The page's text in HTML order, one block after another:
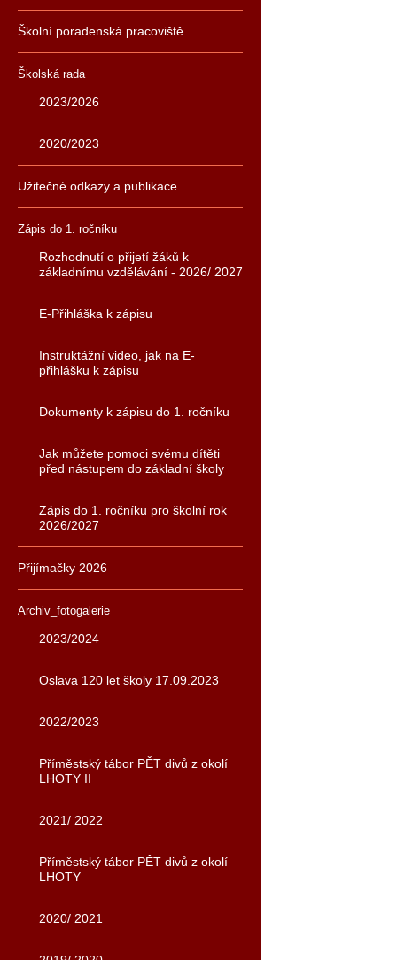
Školní poradenská pracoviště
Školská rada
2023/2026
2020/2023
Užitečné odkazy a publikace
Zápis do 1. ročníku
Rozhodnutí o přijetí žáků k
základnímu vzdělávání - 2026/ 2027
E-Přihláška k zápisu
Instruktážní video, jak na E-
přihlášku k zápisu
Dokumenty k zápisu do 1. ročníku
Jak můžete pomoci svému dítěti
před nástupem do základní školy
Zápis do 1. ročníku pro školní rok
2026/2027
Přijímačky 2026
Archiv_fotogalerie
2023/2024
Oslava 120 let školy 17.09.2023
2022/2023
Příměstský tábor PĚT divů z okolí
LHOTY II
2021/ 2022
Příměstský tábor PĚT divů z okolí
LHOTY
2020/ 2021